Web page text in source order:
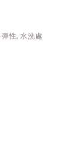
性, 水洗處